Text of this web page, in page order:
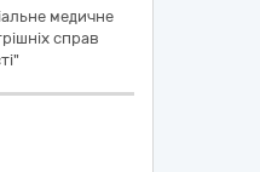
медичне
справ